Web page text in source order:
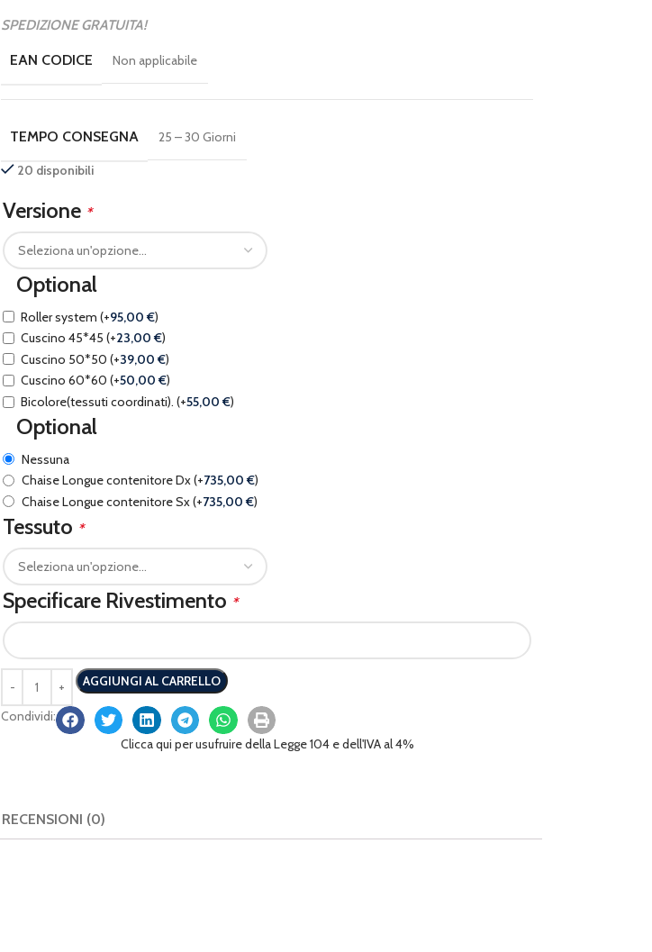
SPEDIZIONE GRATUITA!
EAN CODICE Non applicabile
TEMPO CONSEGNA 25 – 30 Giorni
20 disponibili
Versione *
Optional
Roller system (+95,00€)
Cuscino 45*45 (+23,00€)
Cuscino 50*50 (+39,00€)
Cuscino 60*60 (+50,00€)
Bicolore(tessuti coordinati). (+55,00€)
Optional
Nessuna
Chaise Longue contenitore Dx(+735,00€)
Chaise Longue contenitore Sx(+735,00€)
Tessuto *
Specificare Rivestimento *
AGGIUNGI AL CARRELLO
Condividi:
Clicca qui per usufruire della Legge 104 e dell'IVA al 4%
RECENSIONI (0)